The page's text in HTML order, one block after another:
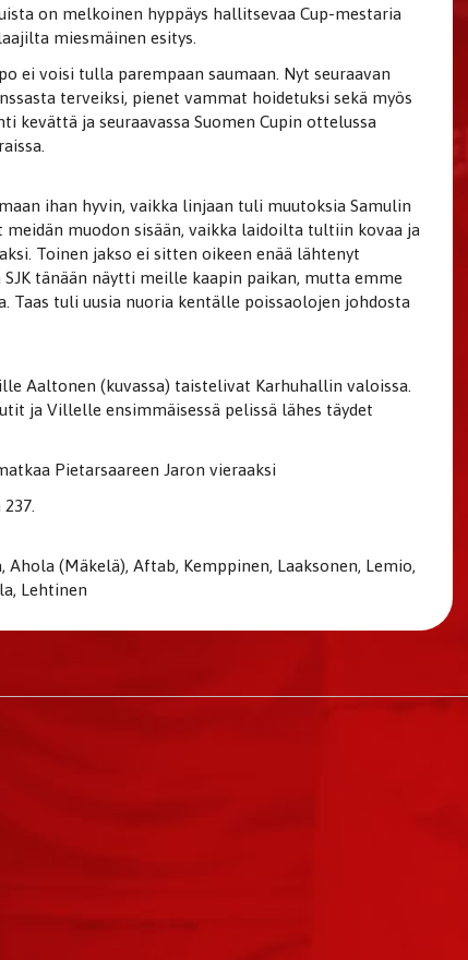
on melkoinen hyppäys hallitsevaa Cup-mestaria
miesmäinen esitys.
ei voisi tulla parempaan saumaan. Nyt seuraavan
terveiksi, pienet vammat hoidetuksi sekä myös
kevättä ja seuraavassa Suomen Cupin ottelussa
ihan hyvin, vaikka linjaan tuli muutoksia Samulin
meidän muodon sisään, vaikka laidoilta tultiin kovaa ja
Toinen jakso ei sitten oikeen enää lähtenyt
tänään näytti meille kaapin paikan, mutta emme
Taas tuli uusia nuoria kentälle poissaolojen johdosta
Aaltonen (kuvassa) taistelivat Karhuhallin valoissa.
ja Villelle ensimmäisessä pelissä lähes täydet
Pietarsaareen Jaron vieraaksi
(Mäkelä), Aftab, Kemppinen, Laaksonen, Lemio,
Lehtinen